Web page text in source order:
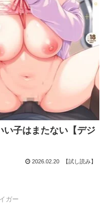
い子はまたない【デジ
2026.02.20 【試し読み】
ガー